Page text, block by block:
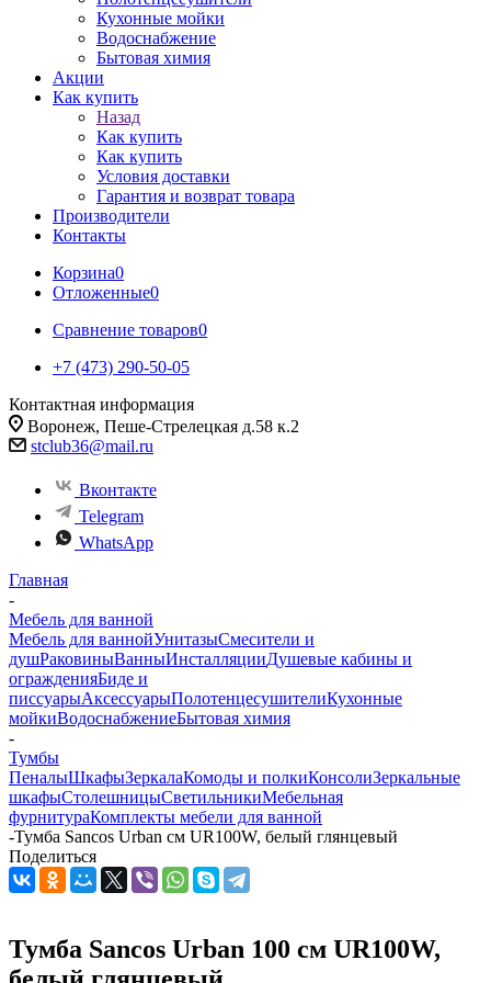
Кухонные мойки
Водоснабжение
Бытовая химия
Акции
Как купить
Назад
Как купить
Как купить
Условия доставки
Гарантия и возврат товара
Производители
Контакты
Корзина0
Отложенные0
Сравнение товаров0
+7 (473) 290-50-05
Контактная информация
Воронеж, Пеше-Стрелецкая д.58 к.2
stclub36@mail.ru
Вконтакте
Telegram
WhatsApp
Главная
-
Мебель для ванной
Мебель для ваннойУнитазыСмесители и
душРаковиныВанныИнсталляцииДушевые кабины и
огражденияБиде и
писсуарыАксессуарыПолотенцесушителиКухонные
мойкиВодоснабжениеБытовая химия
-
Тумбы
ПеналыШкафыЗеркалаКомоды и полкиКонсолиЗеркальные
шкафыСтолешницыСветильникиМебельная
фурнитураКомплекты мебели для ванной
-Тумба Sancos Urban см UR100W, белый глянцевый
Поделиться
Тумба Sancos Urban 100 см UR100W,